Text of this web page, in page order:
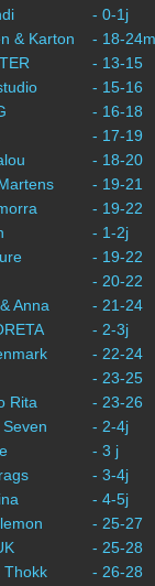
& Karton
Anna
Rita
Thokk
- 0-1j
- 18-24m
- 13-15
- 15-16
- 16-18
- 17-19
- 18-20
- 19-21
- 19-22
- 1-2j
- 19-22
- 20-22
- 21-24
- 2-3j
- 22-24
- 23-25
- 23-26
- 2-4j
- 3 j
- 3-4j
- 4-5j
- 25-27
- 25-28
- 26-28